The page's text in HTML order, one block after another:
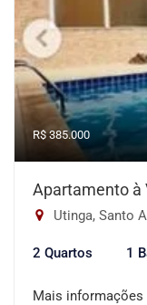
R$ 385.000
Apartamento à
Utinga, Santo
2 Quartos 1
Mais informações